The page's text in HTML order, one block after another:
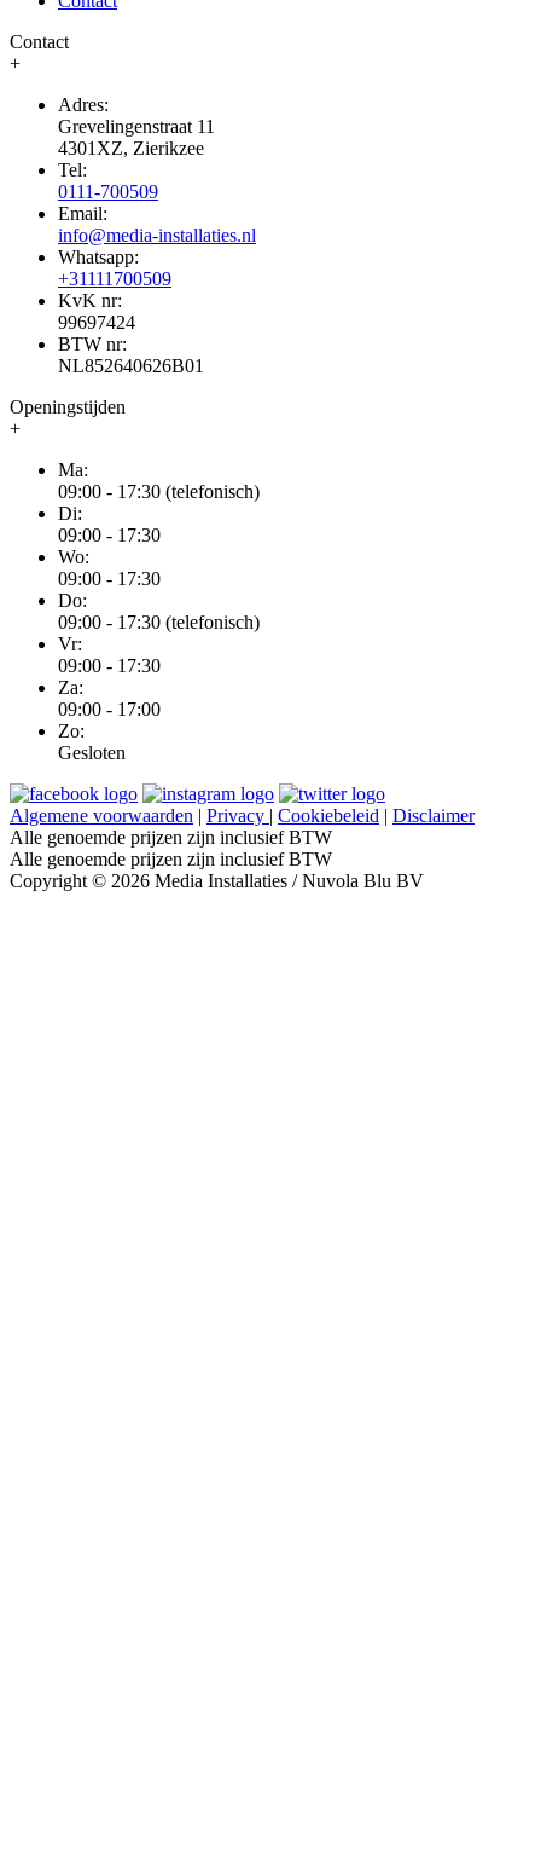
Contact
+
Adres:
Grevelingenstraat 11
4301XZ, Zierikzee
Tel:
0111-700509
Email:
info@media-installaties.nl
Whatsapp:
+31111700509
KvK nr:
99697424
BTW nr:
NL852640626B01
Openingstijden
+
Ma:
09:00 - 17:30 (telefonisch)
Di:
09:00 - 17:30
Wo:
09:00 - 17:30
Do:
09:00 - 17:30 (telefonisch)
Vr:
09:00 - 17:30
Za:
09:00 - 17:00
Zo:
Gesloten
Algemene voorwaarden | Privacy | Cookiebeleid | Disclaimer
Alle genoemde prijzen zijn inclusief BTW
Alle genoemde prijzen zijn inclusief BTW
Copyright © 2026 Media Installaties / Nuvola Blu BV